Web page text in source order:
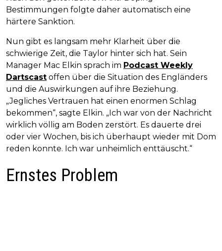
Bestimmungen folgte daher automatisch eine
härtere Sanktion.
Nun gibt es langsam mehr Klarheit über die
schwierige Zeit, die Taylor hinter sich hat. Sein
Manager Mac Elkin sprach im Podcast Weekly
Dartscast offen über die Situation des Engländers
und die Auswirkungen auf ihre Beziehung.
„Jegliches Vertrauen hat einen enormen Schlag
bekommen“, sagte Elkin. „Ich war von der Nachricht
wirklich völlig am Boden zerstört. Es dauerte drei
oder vier Wochen, bis ich überhaupt wieder mit Dom
reden konnte. Ich war unheimlich enttäuscht.“
Ernstes Problem